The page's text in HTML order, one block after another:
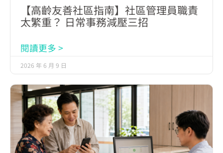
【高齡友善社區指南】社區管理員職責
太繁重？ 日常事務減壓三招
閱讀更多 >
2026 年 6 月 9 日